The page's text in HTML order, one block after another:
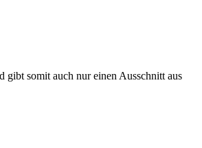
gibt somit auch nur einen Ausschnitt aus